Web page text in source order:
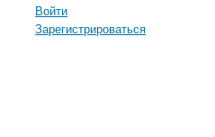
Войти
Зарегистрироваться